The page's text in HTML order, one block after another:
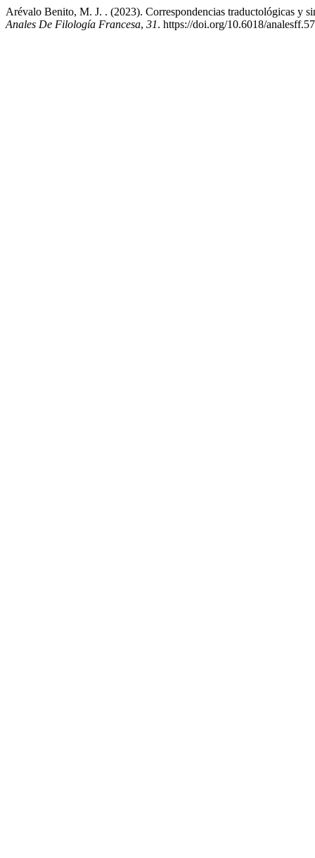
Arévalo Benito, M. J. . (2023). Correspondencias traductológicas y
Anales De Filología Francesa, 31. https://doi.org/10.6018/